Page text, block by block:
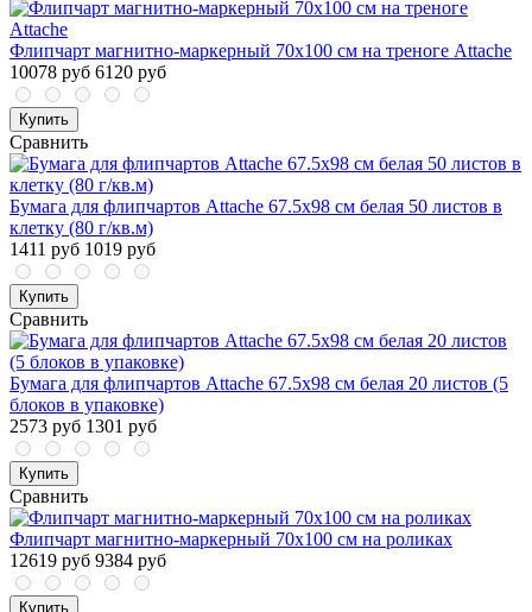
Флипчарт магнитно-маркерный 70х100 см на треноге Attache
10078 руб 6120 руб
Купить
Сравнить
Бумага для флипчартов Attache 67.5х98 см белая 50 листов в
клетку (80 г/кв.м)
1411 руб 1019 руб
Купить
Сравнить
Бумага для флипчартов Attache 67.5х98 см белая 20 листов (5
блоков в упаковке)
2573 руб 1301 руб
Купить
Сравнить
Флипчарт магнитно-маркерный 70х100 см на роликах
12619 руб 9384 руб
Купить